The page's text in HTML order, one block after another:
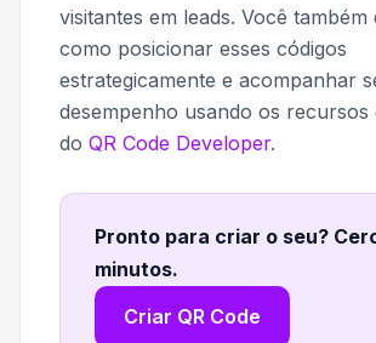
visitantes em leads. Você também
como posicionar esses códigos
estrategicamente e acompanhar
desempenho usando os recursos
do QR Code Developer.
Pronto para criar o seu?
minutos.
Criar QR Code